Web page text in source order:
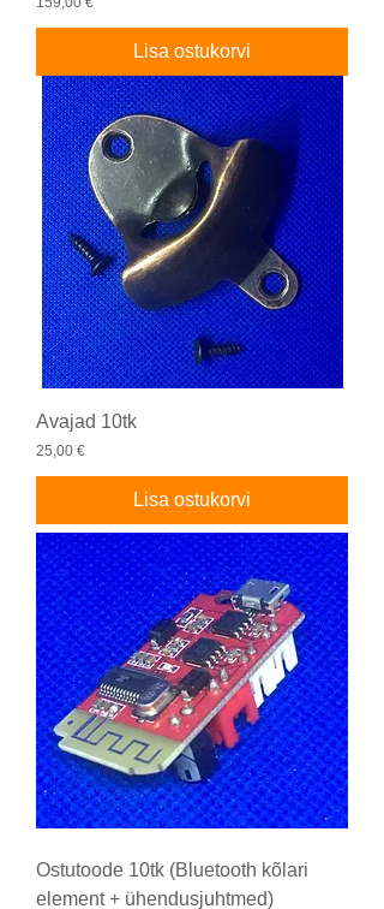
Lisa ostukorvi
Avajad 10tk
Price
25,00 €
Lisa ostukorvi
Ostutoode 10tk (Bluetooth kõlari
element + ühendusjuhtmed)